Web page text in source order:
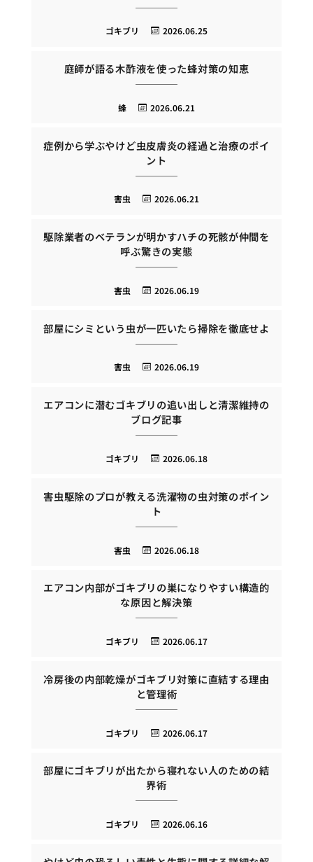
2026.06.25
ゴキブリ
庭師が語る木酢液を使った蜂対策の知恵
2026.06.21
蜂
症例から学ぶやけど虫皮膚炎の経過と治療のポイ
ント
2026.06.21
害虫
駆除業者のベテランが明かすハチの死骸が仲間を
呼ぶ驚きの実態
2026.06.19
害虫
部屋にシミという虫が一匹いたら掃除を徹底せよ
2026.06.19
害虫
エアコンに潜むゴキブリの追い出しと清潔維持の
ブログ記事
2026.06.18
ゴキブリ
害虫駆除のプロが教える洗濯物の虫対策のポイン
ト
2026.06.18
害虫
エアコン内部がゴキブリの巣になりやすい構造的
な原因と解決策
2026.06.17
ゴキブリ
冷房後の内部乾燥がゴキブリ対策に直結する理由
と管理術
2026.06.17
ゴキブリ
部屋にゴキブリが出たから寝れない人のための結
界術
2026.06.16
ゴキブリ